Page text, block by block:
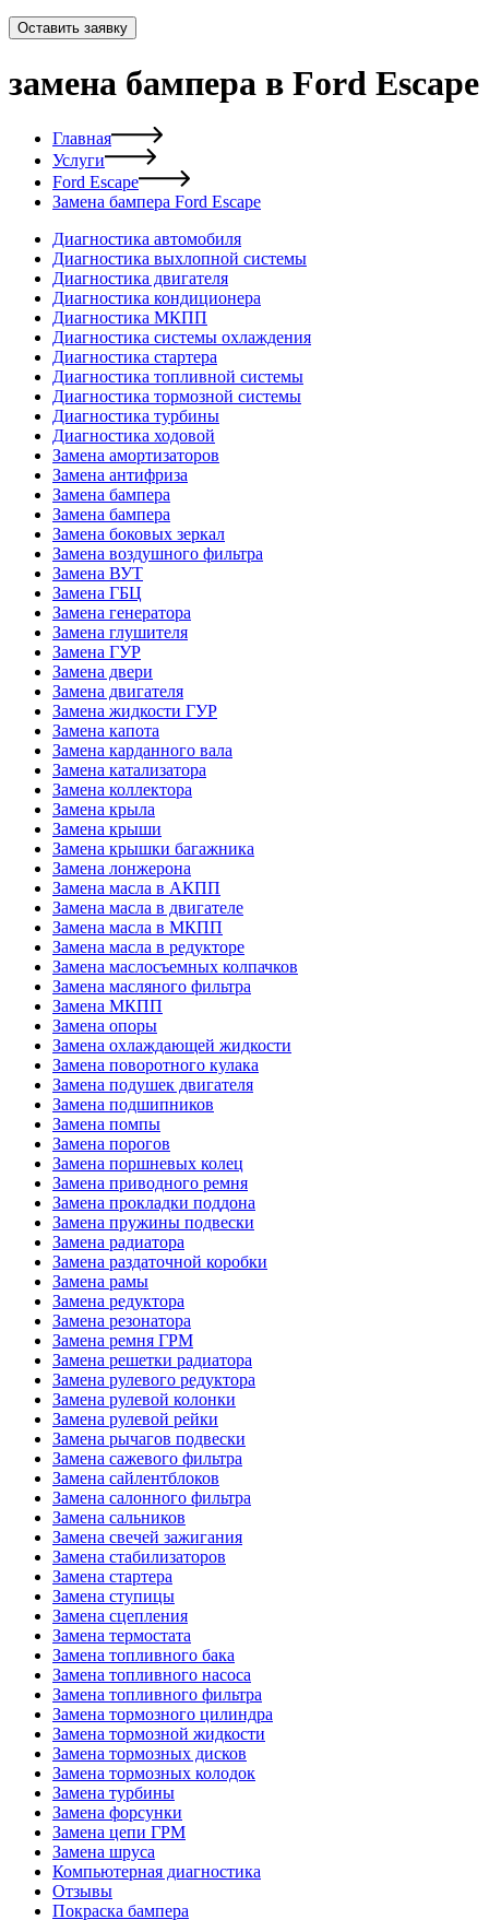
Оставить заявку
замена бампера в Ford Escape
Главная
Услуги
Ford Escape
Замена бампера Ford Escape
Диагностика автомобиля
Диагностика выхлопной системы
Диагностика двигателя
Диагностика кондиционера
Диагностика МКПП
Диагностика системы охлаждения
Диагностика стартера
Диагностика топливной системы
Диагностика тормозной системы
Диагностика турбины
Диагностика ходовой
Замена амортизаторов
Замена антифриза
Замена бампера
Замена бампера
Замена боковых зеркал
Замена воздушного фильтра
Замена ВУТ
Замена ГБЦ
Замена генератора
Замена глушителя
Замена ГУР
Замена двери
Замена двигателя
Замена жидкости ГУР
Замена капота
Замена карданного вала
Замена катализатора
Замена коллектора
Замена крыла
Замена крыши
Замена крышки багажника
Замена лонжерона
Замена масла в АКПП
Замена масла в двигателе
Замена масла в МКПП
Замена масла в редукторе
Замена маслосъемных колпачков
Замена масляного фильтра
Замена МКПП
Замена опоры
Замена охлаждающей жидкости
Замена поворотного кулака
Замена подушек двигателя
Замена подшипников
Замена помпы
Замена порогов
Замена поршневых колец
Замена приводного ремня
Замена прокладки поддона
Замена пружины подвески
Замена радиатора
Замена раздаточной коробки
Замена рамы
Замена редуктора
Замена резонатора
Замена ремня ГРМ
Замена решетки радиатора
Замена рулевого редуктора
Замена рулевой колонки
Замена рулевой рейки
Замена рычагов подвески
Замена сажевого фильтра
Замена сайлентблоков
Замена салонного фильтра
Замена сальников
Замена свечей зажигания
Замена стабилизаторов
Замена стартера
Замена ступицы
Замена сцепления
Замена термостата
Замена топливного бака
Замена топливного насоса
Замена топливного фильтра
Замена тормозного цилиндра
Замена тормозной жидкости
Замена тормозных дисков
Замена тормозных колодок
Замена турбины
Замена форсунки
Замена цепи ГРМ
Замена шруса
Компьютерная диагностика
Отзывы
Покраска бампера